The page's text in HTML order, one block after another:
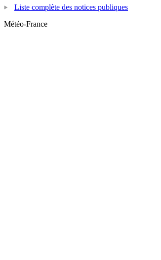
Liste complète des notices publiques
Météo-France